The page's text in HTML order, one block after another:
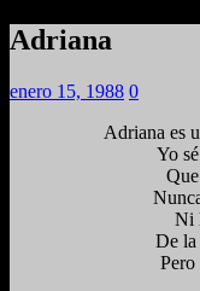
Adriana
enero 15, 1988 0
Adriana es
Yo
Ni
De la
Pero